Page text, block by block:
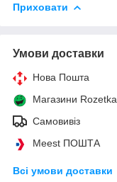
Приховати
Умови доставки
Нова Пошта
Магазини Rozetka
Самовивіз
Meest ПОШТА
Всі умови доставки